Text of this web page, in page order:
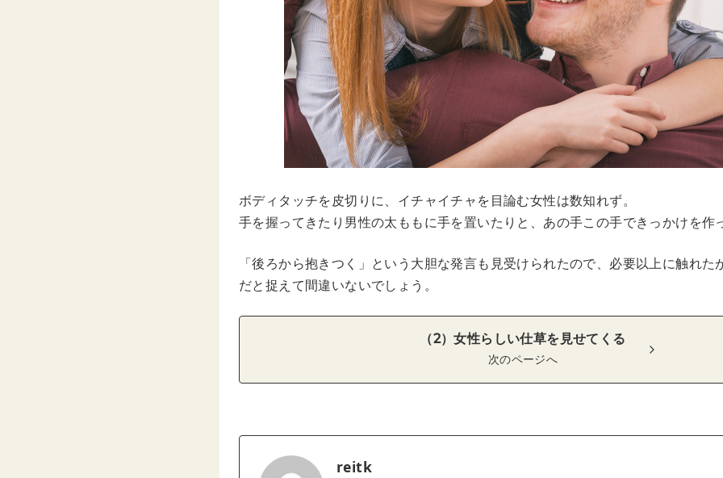
ボディタッチを皮切りに、イチャイチャを目論む女性は数知れず。
手を握ってきたり男性の太ももに手を置いたりと、あの手この手できっかけを作
「後ろから抱きつく」という大胆な発言も見受けられたので、必要以上に触れた
だと捉えて間違いないでしょう。
（2）女性らしい仕草を見せてくる
次のページへ
reitk